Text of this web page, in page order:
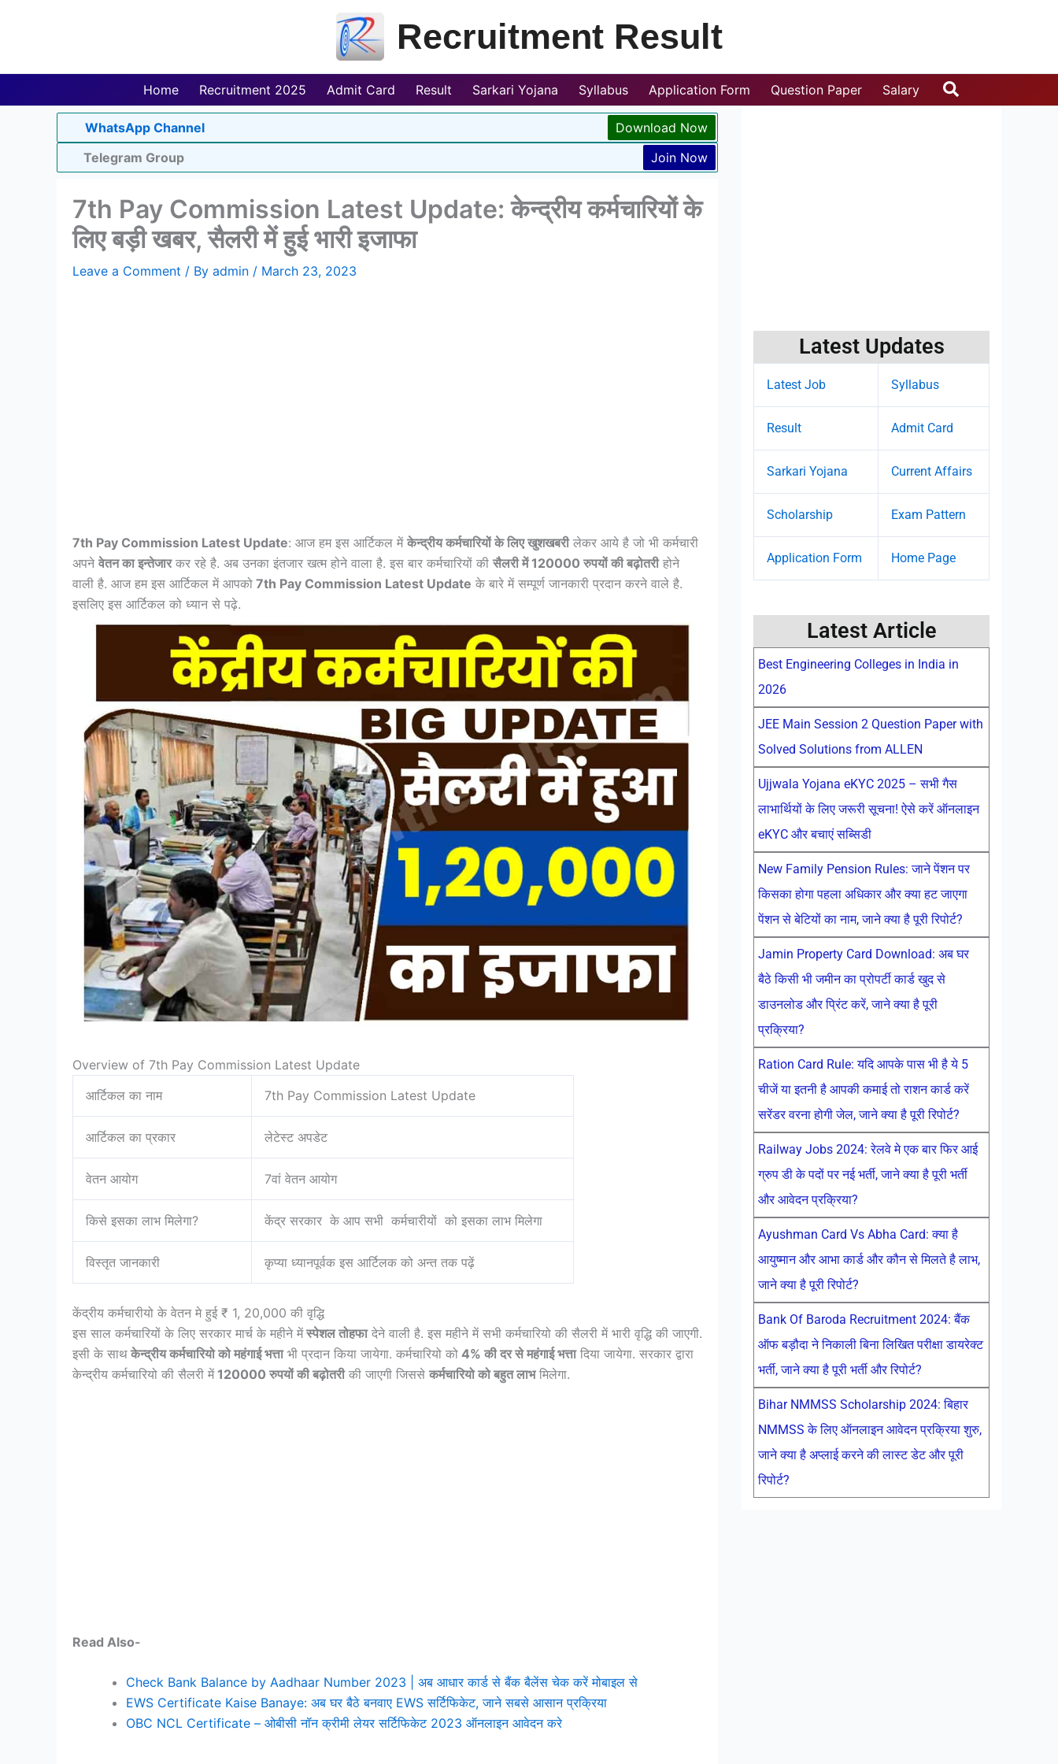
Recruitment Result
Home Recruitment 2025 Admit Card Result Sarkari Yojana Syllabus Application Form Question Paper Salary Search
WhatsApp Channel
Download Now
Telegram Group
Join Now
7th Pay Commission Latest Update: केन्द्रीय कर्मचारियों के
लिए बड़ी खबर, सैलरी में हुई भारी इजाफा
Leave a Comment / By admin / March 23, 2023
7th Pay Commission Latest Update: आज हम इस आर्टिकल में केन्द्रीय कर्मचारियों के लिए खुशखबरीलेकर आये है जो भी कर्मचारी
अपने वेतन का इन्तेजारकर रहे है. अब उनका इंतजार खत्म होने वाला है. इस बार कर्मचारियों की सैलरी में 120000 रुपयों की बढ़ोतरीहोने
वाली है. आज हम इस आर्टिकल में आपको 7th Pay Commission Latest Update के बारे में सम्पूर्ण जानकारी प्रदान करने वाले है.
इसलिए इस आर्टिकल को ध्यान से पढ़े.
Overview of 7th Pay Commission Latest Update
आर्टिकल का नाम
7th Pay Commission Latest Update
आर्टिकल का प्रकार लेटेस्ट अपडेट
वेतन आयोग 7वां वेतन आयोग
किसे इसका लाभ मिलेगा? केंद्र सरकार के आप सभी कर्मचारीयों को इसका लाभ मिलेगा
विस्तृत जानकारी कृप्या ध्यानपूर्वक इस आर्टिलक को अन्त तक पढ़ें
केंद्रीय कर्मचारीयो के वेतन मे हुई ₹ 1, 20,000 की वृद्धि
इस साल कर्मचारियों के लिए सरकार मार्च के महीने मेंस्पेशल तोहफादेने वाली है. इस महीने में सभी कर्मचारियो की सैलरी में भारी वृद्धि की जाएगी.
इसी के साथ केन्द्रीय कर्मचारियो को महंगाई भत्ताभी प्रदान किया जायेगा. कर्मचारियो को 4% की दर से महंगाई भत्तादिया जायेगा. सरकार द्वारा
केन्द्रीय कर्मचारियो की सैलरी में120000 रुपयों की बढ़ोतरीकी जाएगी जिससे कर्मचारियो को बहुत लाभमिलेगा.
Read Also-
Check Bank Balance by Aadhaar Number 2023 | अब आधार कार्ड से बैंक बैलेंस चेक करें मोबाइल से
EWS Certificate Kaise Banaye: अब घर बैठे बनवाए EWS सर्टिफिकेट, जाने सबसे आसान प्रक्रिया
OBC NCL Certificate – ओबीसी नॉन क्रीमी लेयर सर्टिफिकेट 2023 ऑनलाइन आवेदन करे
Latest Updates
Latest Job Syllabus
Result Admit Card
Sarkari Yojana Current Affairs
Scholarship Exam Pattern
Application Form Home Page
Latest Article
Best Engineering Colleges in India in
2026
JEE Main Session 2 Question Paper with
Solved Solutions from ALLEN
Ujjwala Yojana eKYC 2025 – सभी गैस
लाभार्थियों के लिए जरूरी सूचना! ऐसे करें ऑनलाइन
eKYC और बचाएं सब्सिडी
New Family Pension Rules: जाने पेंशन पर
किसका होगा पहला अधिकार और क्या हट जाएगा
पेंशन से बेटियों का नाम, जाने क्या है पूरी रिपोर्ट?
Jamin Property Card Download: अब घर
बैठे किसी भी जमीन का प्रोपर्टी कार्ड खुद से
डाउनलोड और प्रिंट करें, जाने क्या है पूरी
प्रक्रिया?
Ration Card Rule: यदि आपके पास भी है ये 5
चीजें या इतनी है आपकी कमाई तो राशन कार्ड करें
सरेंडर वरना होगी जेल, जाने क्या है पूरी रिपोर्ट?
Railway Jobs 2024: रेलवे मे एक बार फिर आई
ग्रुप डी के पदों पर नई भर्ती, जाने क्या है पूरी भर्ती
और आवेदन प्रक्रिया?
Ayushman Card Vs Abha Card: क्या है
आयुष्मान और आभा कार्ड और कौन से मिलते है लाभ,
जाने क्या है पूरी रिपोर्ट?
Bank Of Baroda Recruitment 2024: बैंक
ऑफ बड़ौदा ने निकाली बिना लिखित परीक्षा डायरेक्ट
भर्ती, जाने क्या है पूरी भर्ती और रिपोर्ट?
Bihar NMMSS Scholarship 2024: बिहार
NMMSS के लिए ऑनलाइन आवेदन प्रक्रिया शुरु,
जाने क्या है अप्लाई करने की लास्ट डेट और पूरी
रिपोर्ट?